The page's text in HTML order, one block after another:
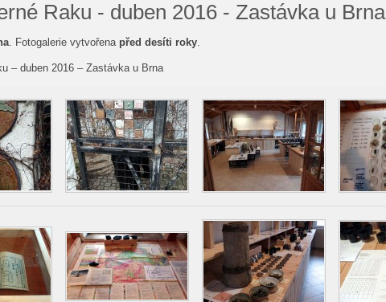
Raku - duben 2016 - Zastávka u Brna
. Fotogalerie vytvořena před desíti roky.
– duben 2016 – Zastávka u Brna